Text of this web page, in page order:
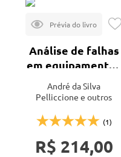
Análise de falhas
em equipamentos
de processo - 2ª
ed.
André da Silva
Pelliccione e outros
(1)
R$ 214,00